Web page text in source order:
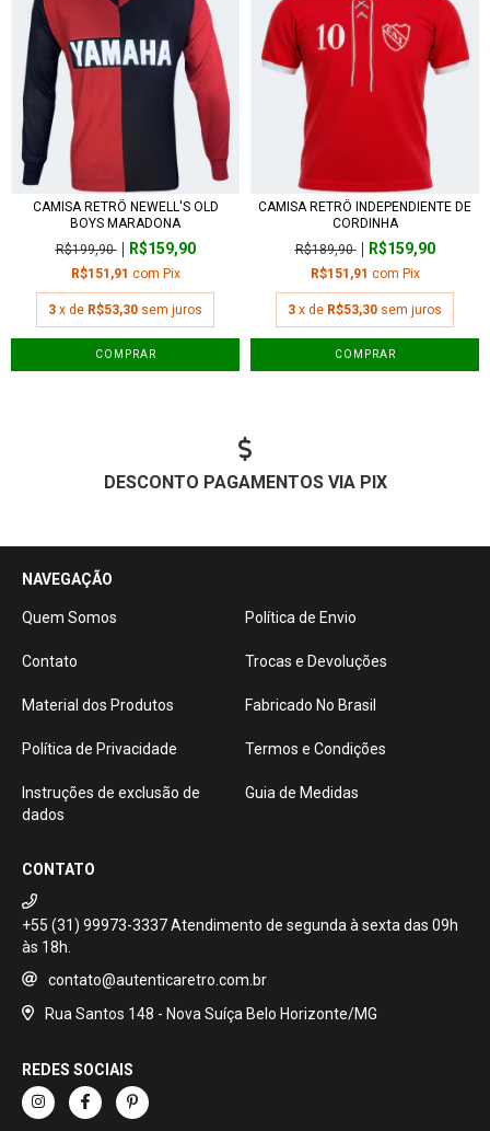
CAMISA RETRÔ NEWELL'S OLD
BOYS MARADONA
R$199,90
R$159,90
R$151,91 com Pix
3 x de R$53,30 sem juros
COMPRAR
CAMISA RETRÔ INDEPENDIENTE DE
CORDINHA
R$189,90
R$159,90
R$151,91 com Pix
3 x de R$53,30 sem juros
COMPRAR
DESCONTO PAGAMENTOS VIA PIX
NAVEGAÇÃO
Quem Somos Política de Envio
Contato Trocas e Devoluções
Material dos Produtos Fabricado No Brasil
Política de Privacidade Termos e Condições
Instruções de exclusão de
dados
Guia de Medidas
CONTATO
+55 (31) 99973-3337
contato@autenticaretro.com.br
Rua Santos 148 - Nova Suíça Belo Horizonte/MG
REDES SOCIAIS